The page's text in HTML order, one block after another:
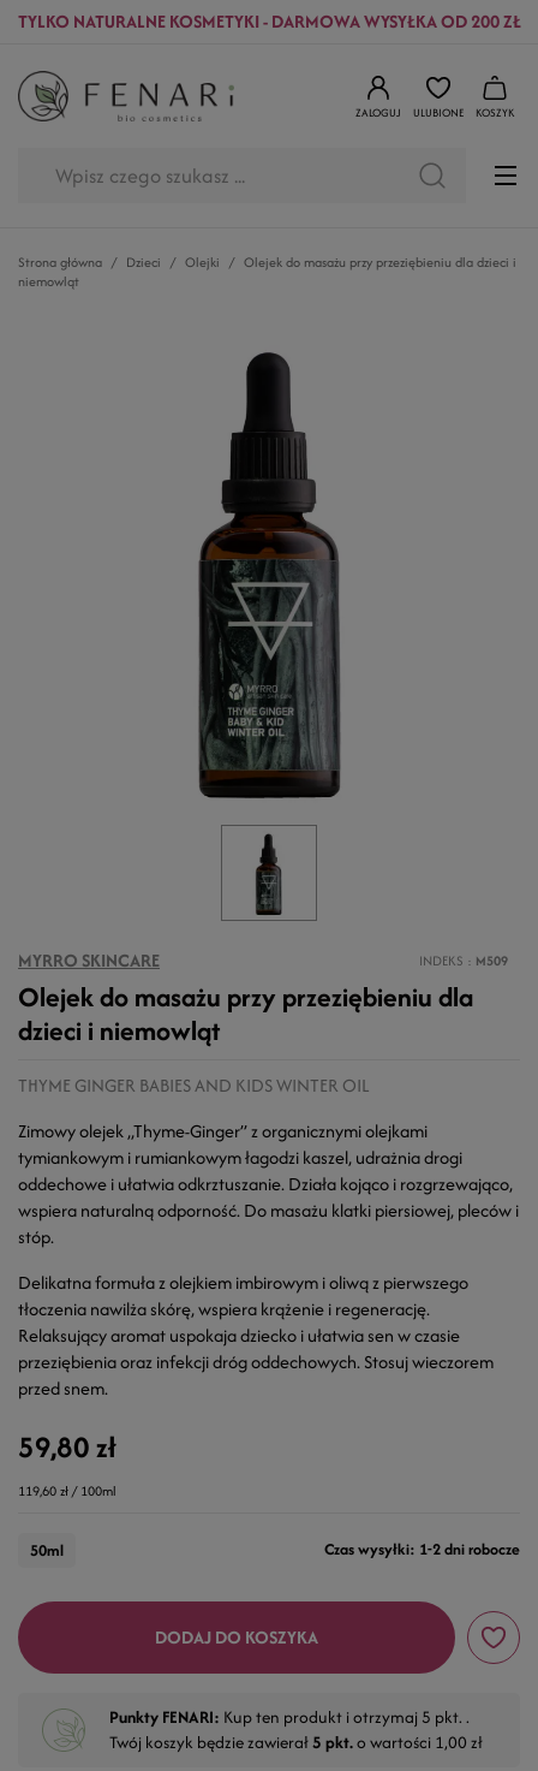
TYLKO NATURALNE KOSMETYKI - DARMOWA WYSYŁKA OD 200 ZŁ
ZALOGUJ ULUBIONE KOSZYK
Strona główna Dzieci Olejki
Olejek do masażu przy przeziębieniu dla dzieci i
niemowląt
MYRRO SKINCARE INDEKS M509
Olejek do masażu przy przeziębieniu dla
dzieci i niemowląt
THYME GINGER BABIES AND KIDS WINTER OIL
Zimowy olejek „Thyme-Ginger” z organicznymi olejkami
tymiankowym i rumiankowym łagodzi kaszel, udrażnia drogi
oddechowe i ułatwia odkrztuszanie. Działa kojąco i rozgrzewająco,
wspiera naturalną odporność. Do masażu klatki piersiowej, pleców i
stóp.
Delikatna formuła z olejkiem imbirowym i oliwą z pierwszego
tłoczenia nawilża skórę, wspiera krążenie i regenerację.
Relaksujący aromat uspokaja dziecko i ułatwia sen w czasie
przeziębienia oraz infekcji dróg oddechowych. Stosuj wieczorem
przed snem.
59,80 zł
119,60 zł / 100ml
Czas wysyłki: 1-2 dni robocze
50ml
DODAJ DO KOSZYKA
Punkty FENARI: Kup ten produkt i otrzymaj 5 pkt. .
Twój koszyk będzie zawierał5 pkt.o wartości 1,00 zł